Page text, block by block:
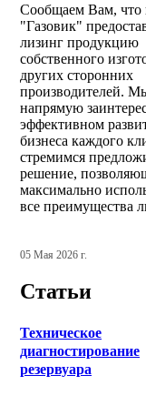
Сообщаем Вам, что
"Газовик"
лизинг продукцию
собственного
других сторонних
производителей.
напрямую
эффективном
бизнеса каждого
стремимся
решение,
максимально
все преимущества
05 Мая 2026 г.
Статьи
Техническое
диагностирование
резервуара